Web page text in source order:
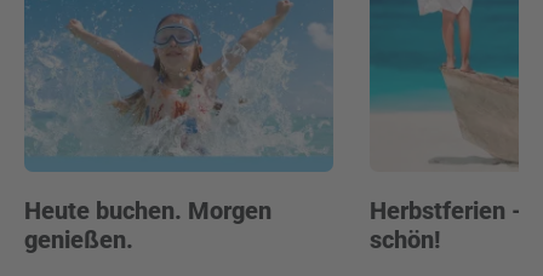
Heute buchen. Morgen
genießen.
Herbstferien -
schön!